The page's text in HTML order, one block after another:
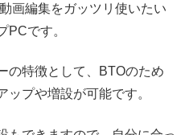
画編集をガッツリ使いたい
PCです。
の特徴として、BTOのため
ップや増設が可能です。